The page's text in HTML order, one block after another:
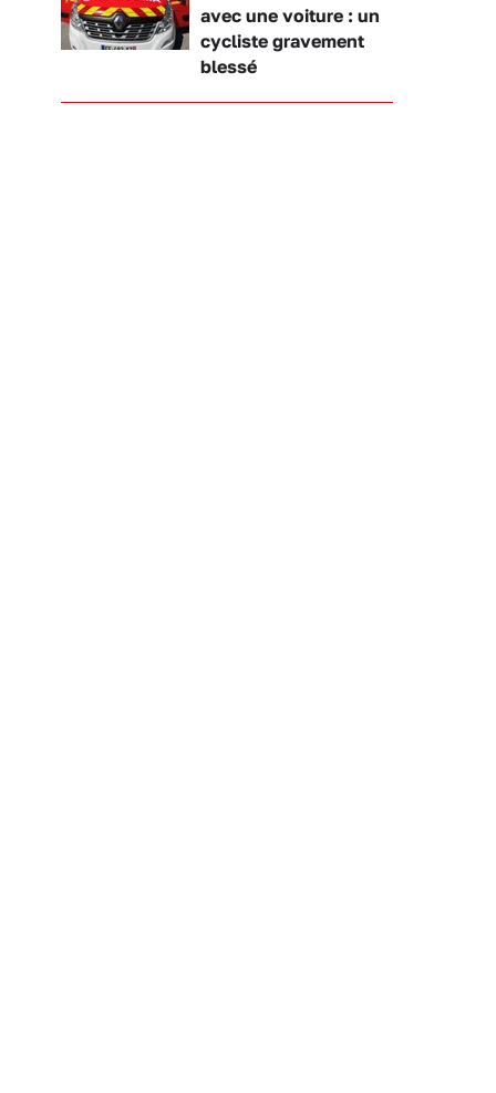
avec une voiture : un
cycliste gravement
blessé